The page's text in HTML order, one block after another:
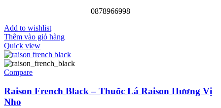
0878966998
Add to wishlist
Thêm vào giỏ hàng
Quick view
Compare
Raison French Black – Thuốc Lá Raison Hương Vị
Nho